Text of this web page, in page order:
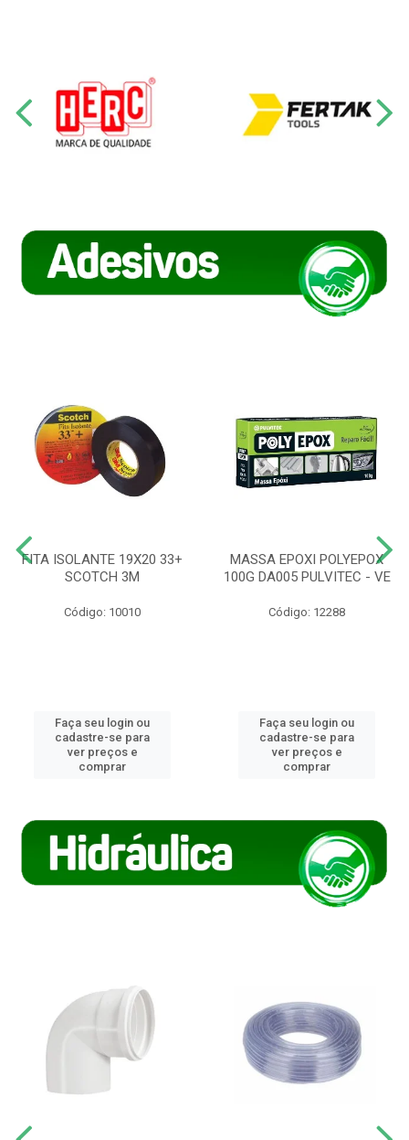
FITA ISOLANTE 19X20 33+
SCOTCH 3M
Código: 10010
Faça seu login ou
cadastre-se para
ver preços e
comprar
MASSA EPOXI POLYEPOX
100G DA005 PULVITEC - VE
Código: 12288
Faça seu login ou
cadastre-se para
ver preços e
comprar